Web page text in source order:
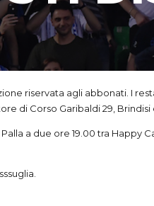
riservata agli abbonati. I
di Corso Garibaldi 29,
a due ore 19.00 tra